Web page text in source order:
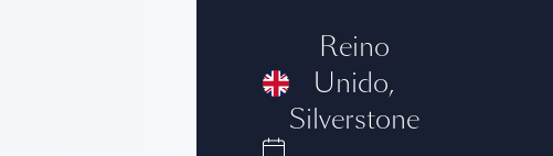
Reino
Unido,
Silverstone